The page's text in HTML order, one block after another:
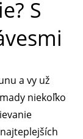
S
a vy už
niekoľko